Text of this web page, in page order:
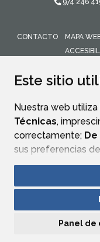
Este sitio
Nuestra web
Técnicas,
correctamente;
sus preferencias
mejorar el
Si acepta
consideramos que
ninguna acción, se
Panel de
974 246
CONTACTO MAPA